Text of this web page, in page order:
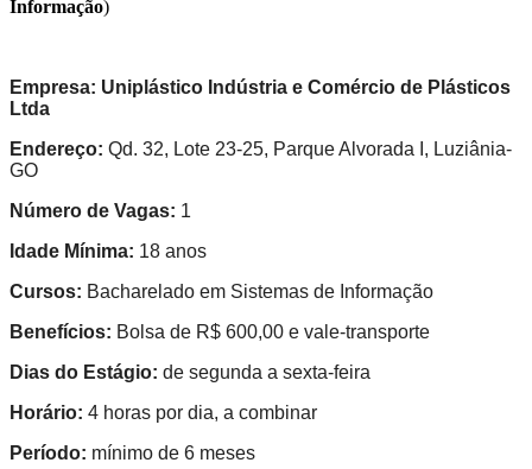
Informação)
Empresa: Uniplástico Indústria e Comércio de Plásticos
Ltda
Endereço: Qd. 32, Lote 23-25, Parque Alvorada I, Luziânia-
GO
Número de Vagas: 1
Idade Mínima: 18 anos
Cursos: Bacharelado em Sistemas de Informação
Benefícios: Bolsa de R$ 600,00 e vale-transporte
Dias do Estágio: de segunda a sexta-feira
Horário: 4 horas por dia, a combinar
Período: mínimo de 6 meses